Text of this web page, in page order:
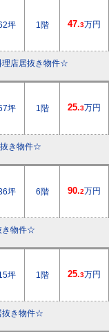
坪 1階 47.3万円
理店居抜き物件☆
坪 1階 25.3万円
抜き物件☆
坪 6階 90.2万円
き物件☆
坪 1階 25.3万円
抜き物件☆